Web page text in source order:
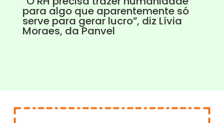
para algo que aparentemente só
serve para gerar lucro”, diz Lívia
Moraes, da Panvel